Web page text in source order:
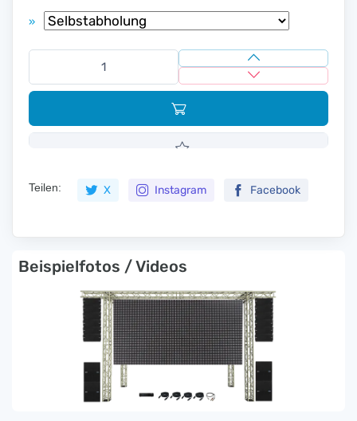
»
Teilen: X Instagram Facebook
Beispielfotos / Videos